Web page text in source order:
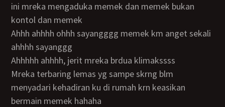
ini mreka mengaduka memek dan memek bukan
kontol dan memek
ahhh ahhhh ohhh sayangggg memek km anget sekali
ahhhh sayanggg
ahhhhh ahhhh, jerit mreka brdua klimakssss
mreka terbaring lemas yg sampe skrng blm
menyadari kehadiran ku di rumah krn keasikan
bermain memek hahaha